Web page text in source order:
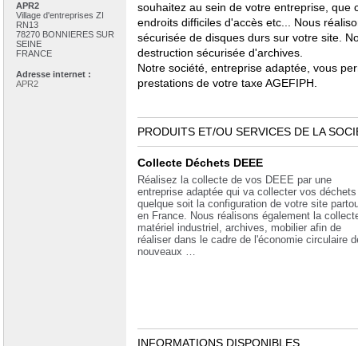
APR2
Village d'entreprises ZI
RN13
78270 BONNIERES SUR
SEINE
FRANCE
Adresse internet :
APR2
souhaitez au sein de votre entreprise, que
endroits difficiles d'accès etc... Nous
sécurisée de disques durs sur votre site.
destruction sécurisée d'archives.
Notre société, entreprise adaptée, vous
prestations de votre taxe AGEFIPH.
PRODUITS ET/OU SERVICES DE LA
Collecte Déchets DEEE
Réalisez la collecte de vos DEEE par une
entreprise adaptée qui va collecter vos déchets
quelque soit la configuration de votre site
en France. Nous réalisons également la
matériel industriel, archives, mobilier afin de
réaliser dans le cadre de l'économie circulaire
nouveaux …
INFORMATIONS DISPONIBLES